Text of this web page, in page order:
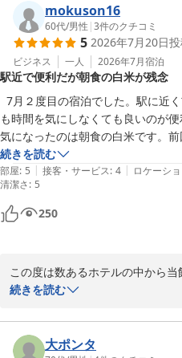
しかしながら、お部屋に関しま
た。
今現在、ベッド3台のお部屋のレ
は出来兼ねます事ご了承ください
お風呂のドアが軋みすぎていて油
すと言うご指摘あたりまえの事
し再販防止に努めてまいります。
この度はお忙しい中ご投稿頂き
た。
またの機会がございましたら是非
横浜マンダリンホテル
フロント
2026-07-25
mokuson16
60代/男性 |3件のクチコミ
5 2026年7月20日
ビジネス 一人 2026年7月宿泊
駅近で便利だが朝食の白米が残念
7月２度目の宿泊でした。駅に近
も時間を気にしなくても良いのが便
気になったのは朝食の白米です。
味しくないです。業務用に出回っ
分の居住地が米所なので余計に気
プはあるけど味噌汁がないですよ
約を入れました。
続きを読む
部屋: 5 | 接客・サービス: 4 | ロケーシ
清潔さ: 5
250
この度は数あるホテルの中から
ます。
早速検討させていただきます。
まだまだ改善すべき点が多いで
続きを読む
大ポンタ